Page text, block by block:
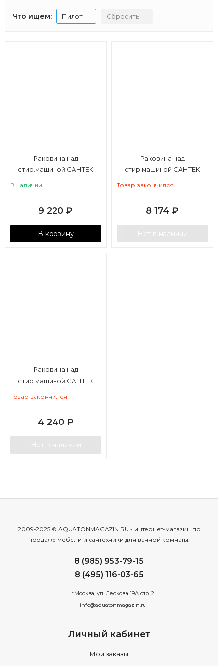
Что ищем: Пилот Сбросить
Раковина над
стир.машиной САНТЕК
В наличии
9 220 ₽
В корзину
Раковина над
стир.машиной САНТЕК
Товар закончился
8 174 ₽
Нет в наличии
Раковина над
стир.машиной САНТЕК
Товар закончился
4 240 ₽
Нет в наличии
2009-2025 © AQUATONMAGAZIN.RU - интернет-магазин по
продаже мебели и сантехники для ванной комнаты.
8 (985) 953-79-15
8 (495) 116-03-65
г.Москва, ул. Лескова 19А стр. 2
info@aquatonmagazin.ru
Личный кабинет
Мои заказы